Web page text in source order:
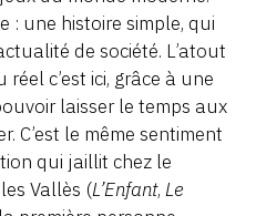
: une histoire simple, qui
de société. L’atout
c’est ici, grâce à une
laisser le temps aux
C’est le même sentiment
qui jaillit chez le
Vallès (L’Enfant, Le